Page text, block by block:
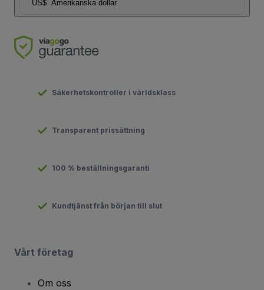
US$ Amerikanska dollar
Säkerhetskontroller i världsklass
Transparent prissättning
100 % beställningsgaranti
Kundtjänst från början till slut
Vårt företag
Om oss